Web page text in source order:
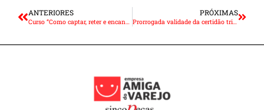
ANTERIORES
Curso “Como captar, reter e encantar cliente” tem nova data
PRÓXIMAS
Prorrogada validade da certidão tributária e suspensão do CADIN Municipal